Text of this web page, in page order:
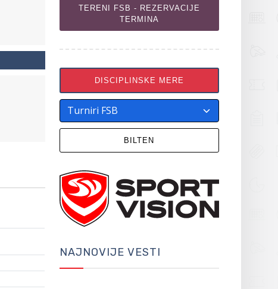
TERENI FSB - REZERVACIJE
TERMINA
DISCIPLINSKE MERE
BILTEN
NAJNOVIJE VESTI